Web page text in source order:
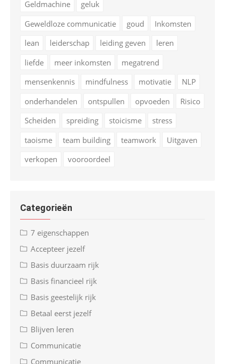
Geldmachine
geluk
Geweldloze communicatie
goud
Inkomsten
lean
leiderschap leiding geven
leren
liefde
meer inkomsten
megatrend
mensenkennis
mindfulness motivatie
NLP
onderhandelen
ontspullen opvoeden
Risico
Scheiden
spreiding stoicisme
stress
taoisme
team building teamwork
Uitgaven
verkopen
vooroordeel
Categorieën
7 eigenschappen
Accepteer jezelf
Basis duurzaam rijk
Basis financieel rijk
Basis geestelijk rijk
Betaal eerst jezelf
Blijven leren
Communicatie
Communicatie